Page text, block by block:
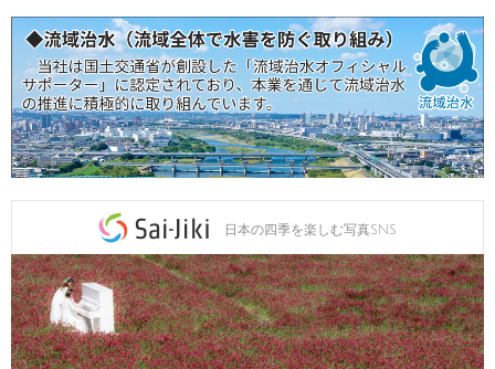
日本の四季を楽しむ写真SNS